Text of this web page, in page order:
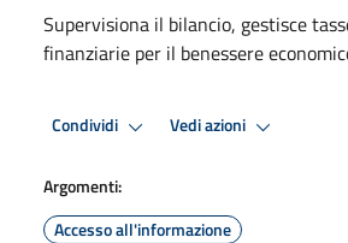
Supervisiona il bilancio, gestisce
finanziarie per il benessere
Condividi Vedi azioni
Argomenti:
Accesso all'informazione